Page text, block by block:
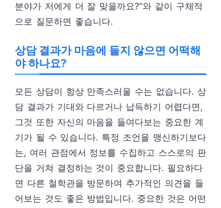
분야가 저에게 더 잘 맞을까요?”와 같이 구체적
으로 질문하면 좋습니다.
상담 결과가 마음에 들지 않으면 어떡해
야 하나요?
모든 상담이 항상 만족스러울 수는 없습니다. 상
담 결과가 기대와 다르거나 납득하기 어렵다면,
그것 또한 자신의 마음을 들여다보는 중요한 계
기가 될 수 있습니다. 특정 조언을 맹신하기보다
는, 여러 관점에서 정보를 수집하고 스스로의 판
단을 거쳐 결정하는 것이 중요합니다. 필요하다
면 다른 철학관을 방문하여 추가적인 의견을 들
어보는 것도 좋은 방법입니다. 중요한 것은 어떤